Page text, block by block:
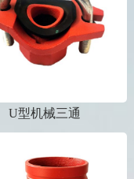
U型机械三通